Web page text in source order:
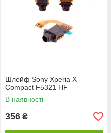
Шлейф Sony Xperia X
Compact F5321 HF
В наявності
356 ₴